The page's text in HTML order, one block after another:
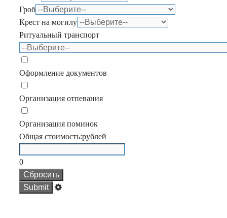
Гроб
Крест на могилу
Ритуальный транспорт
Оформление документов
Организация отпевания
Организация поминок
Общая стоимость:рублей
0
Сбросить